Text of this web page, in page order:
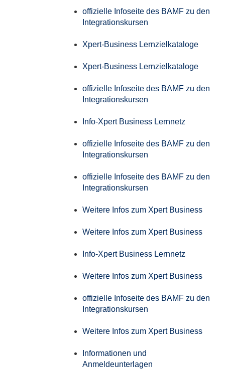
offizielle Infoseite des BAMF zu den
Integrationskursen
Xpert-Business Lernzielkataloge
Xpert-Business Lernzielkataloge
offizielle Infoseite des BAMF zu den
Integrationskursen
Info-Xpert Business Lernnetz
offizielle Infoseite des BAMF zu den
Integrationskursen
offizielle Infoseite des BAMF zu den
Integrationskursen
Weitere Infos zum Xpert Business
Weitere Infos zum Xpert Business
Info-Xpert Business Lernnetz
Weitere Infos zum Xpert Business
offizielle Infoseite des BAMF zu den
Integrationskursen
Weitere Infos zum Xpert Business
Informationen und
Anmeldeunterlagen